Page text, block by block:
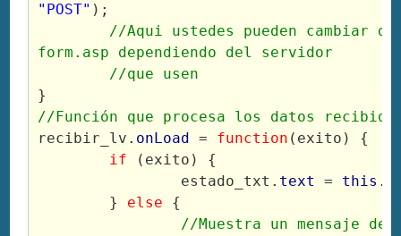
"POST" );
//Aqui ustedes pueden cambiar
form.asp dependiendo del servidor
	//que usen
}
//Función que procesa los datos
recibir_lv. onLoad = function (exito) {
if (exito) {
		estado_txt.
text = this
	}
else {
//Muestra un mensaje